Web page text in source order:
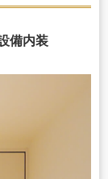
備内装